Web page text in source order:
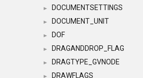
► DOCUMENTSETTINGS
► DOCUMENT_UNIT
► DOF
► DRAGANDDROP_FLAG
► DRAGTYPE_GVNODE
► DRAWFLAGS